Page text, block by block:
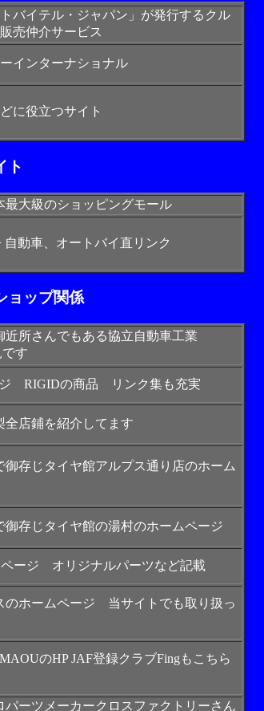
バイテル・ジャパン」が発行するクル
売仲介サービス
インターナショナル
に役立つサイト
ト
大級のショッピングモール
自動車、オートバイ直リンク
ョップ関係
近所さんでもある協立自動車工業
す
RIGIDの商品 リンク集も充実
全店鋪を紹介してます
御存じタイヤ館アルプス通り店のホーム
御存じタイヤ館の湯村のホームページ
ページ オリジナルパーツなど記載
のホームページ 当サイトでも取り扱っ
のHP JAF登録クラブFingもこちら
パーツメーカークロスファクトリーさん